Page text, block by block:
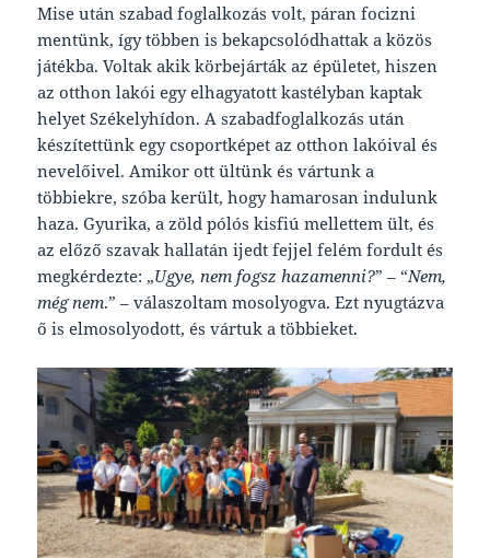
Mise után szabad foglalkozás volt, páran focizni
mentünk, így többen is bekapcsolódhattak a közös
játékba. Voltak akik körbejárták az épületet, hiszen
az otthon lakói egy elhagyatott kastélyban kaptak
helyet Székelyhídon. A szabadfoglalkozás után
készítettünk egy csoportképet az otthon lakóival és
nevelőivel. Amikor ott ültünk és vártunk a
többiekre, szóba került, hogy hamarosan indulunk
haza. Gyurika, a zöld pólós kisfiú mellettem ült, és
az előző szavak hallatán ijedt fejjel felém fordult és
megkérdezte: „Ugye, nem fogsz hazamenni?” – “Nem,
még nem.” – válaszoltam mosolyogva. Ezt nyugtázva
ő is elmosolyodott, és vártuk a többieket.